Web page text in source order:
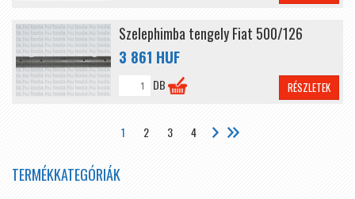
Szelephimba tengely Fiat 500/126
3 861 HUF
DB RÉSZLETEK
1 2 3 4
TERMÉKKATEGÓRIÁK